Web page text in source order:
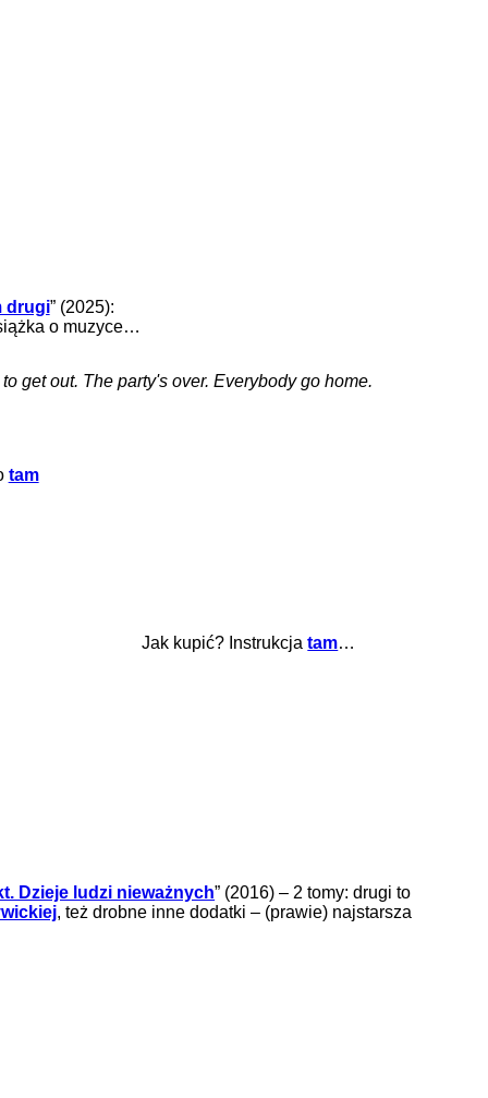
drugi” (2025):
o muzyce…
get out. The party's over. Everybody go home.
tam
Jak kupić? Instrukcjatam…
Dzieje ludzi nieważnych” (2016) – 2 tomy: drugi to
, też drobne inne dodatki – (prawie) najstarsza